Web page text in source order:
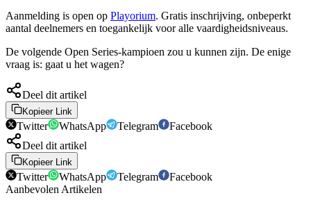
Aanmelding is open op Playorium. Gratis inschrijving, onbeperkt
aantal deelnemers en toegankelijk voor alle vaardigheidsniveaus.
De volgende Open Series-kampioen zou u kunnen zijn. De enige
vraag is: gaat u het wagen?
Deel dit artikel
Kopieer Link
Twitter WhatsApp Telegram
Facebook
Deel dit artikel
Kopieer Link
Twitter WhatsApp Telegram
Facebook
Aanbevolen Artikelen